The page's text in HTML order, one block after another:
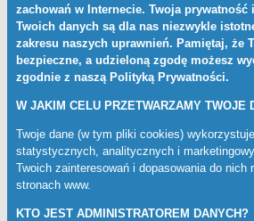
zachowań w Internecie. Twoja prywatność
Twoich danych są dla nas niezwykle
zakresu naszych uprawnień. Pamiętaj, że
bezpieczne, a udzieloną zgodę możesz
zgodnie z naszą Polityką Prywatności.
W JAKIM CELU PRZETWARZAMY TWOJE
Twoje dane (w tym pliki cookies)
statystycznych, analitycznych i
Twoich zainteresowań i dopasowania do nich
stronach www.
KTO JEST ADMINISTRATOREM DANYCH?